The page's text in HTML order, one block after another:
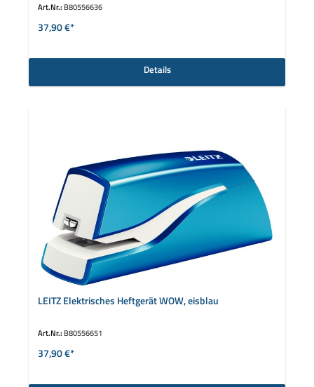
Art.Nr.: B80556636
37,90 €*
Details
LEITZ Elektrisches Heftgerät WOW, eisblau
Art.Nr.: B80556651
37,90 €*